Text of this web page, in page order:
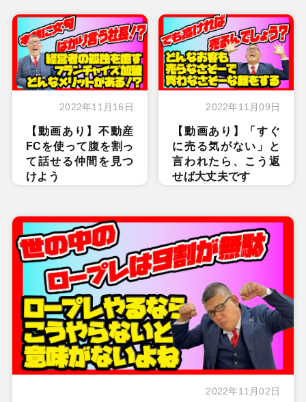
2022年11月16日
【動画あり】不動産
FCを使って腹を割っ
て話せる仲間を見つ
けよう
2022年11月09日
【動画あり】「すぐ
に売る気がない」と
言われたら、こう返
せば大丈夫です
2022年11月02日